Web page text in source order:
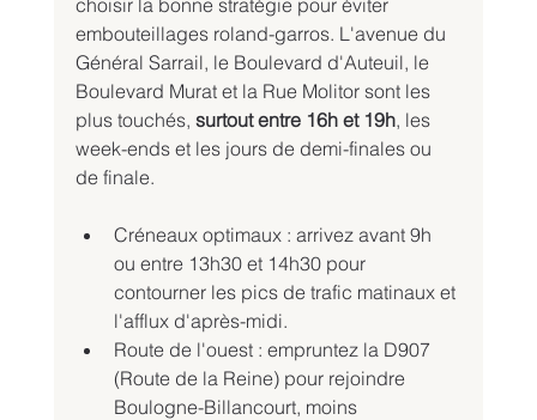
choisir la bonne stratégie pour éviter
embouteillages roland-garros. L'avenue du
Général Sarrail, le Boulevard d'Auteuil, le
Boulevard Murat et la Rue Molitor sont les
plus touchés, surtout entre 16h et 19h, les
week-ends et les jours de demi-finales ou
de finale.
Créneaux optimaux : arrivez avant 9h
ou entre 13h30 et 14h30 pour
contourner les pics de trafic matinaux et
l'afflux d'après-midi.
Route de l'ouest : empruntez la D907
(Route de la Reine) pour rejoindre
Boulogne-Billancourt, moins